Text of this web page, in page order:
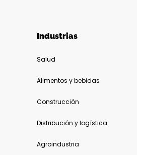
Industrias
Salud
Alimentos y bebidas
Construcción
Distribución y logística
Agroindustria